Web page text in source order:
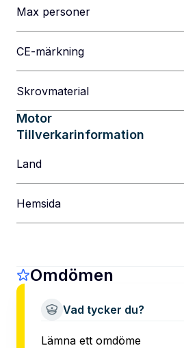
Max personer
CE-märkning
Skrovmaterial
Motor
Tillverkarinformation
Land
Hemsida
Omdömen
Vad tycker du?
Lämna ett omdöme